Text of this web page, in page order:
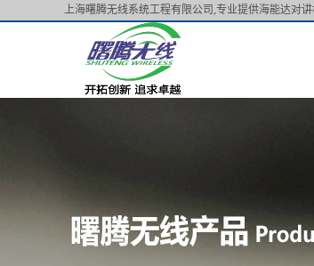
上海曙腾无线系统工程有限公司,专业提供海能达对